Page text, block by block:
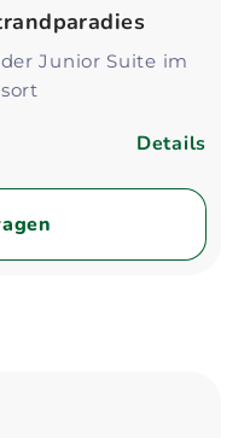
Junior Suite im
Details